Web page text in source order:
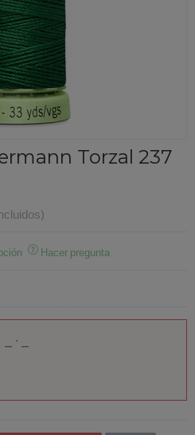
Torzal 237
Hacer pregunta